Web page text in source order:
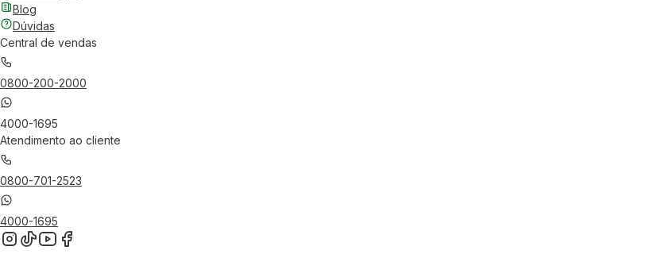
Blog
Dúvidas
Central de vendas
0800-200-2000
4000-1695
Atendimento ao cliente
0800-701-2523
4000-1695